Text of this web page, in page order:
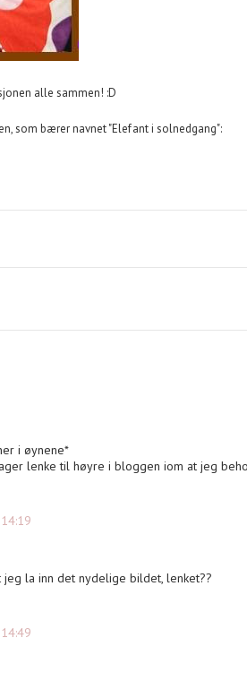
alle sammen! :D
som bærer navnet "Elefant i solnedgang":
i øynene*
lenke til høyre i bloggen iom at jeg
la inn det nydelige bildet, lenket??